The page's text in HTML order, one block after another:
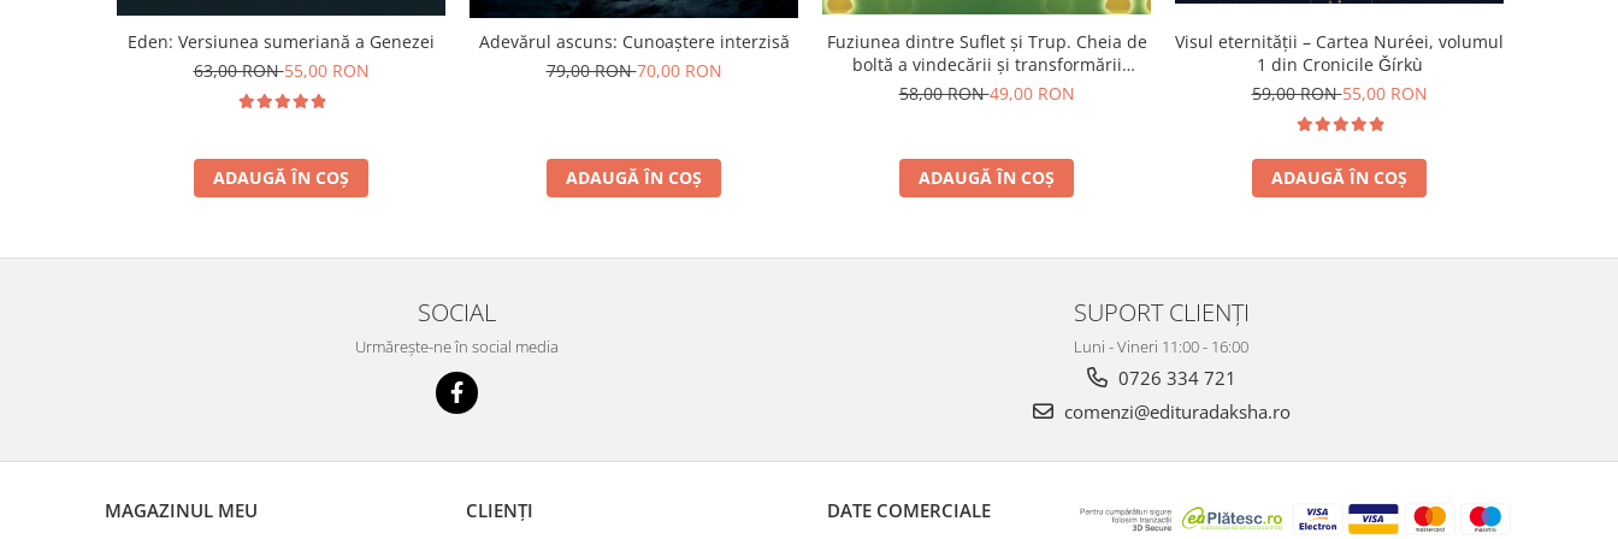
Eden: Versiunea sumeriană a Genezei
63,00 RON55,00 RON
ADAUGĂ ÎN COȘ
Adevărul ascuns: Cunoaștere interzisă
79,00 RON70,00 RON
ADAUGĂ ÎN COȘ
Fuziunea dintre Suflet și Trup. Cheia de
boltă a vindecării și transformării
spirituale
58,00 RON49,00 RON
ADAUGĂ ÎN COȘ
Visul eternității – Cartea Nuréei, volumul
1 din Cronicile Ǧírkù
59,00 RON55,00 RON
ADAUGĂ ÎN COȘ
SOCIAL
Urmărește-ne în social media
SUPORT CLIENȚI
Luni - Vineri 11:00 - 16:00
0726 334 721
comenzi@edituradaksha.ro
MAGAZINUL MEU CLIENȚI DATE COMERCIALE